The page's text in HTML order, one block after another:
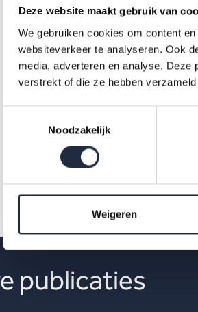
Deze website maakt gebruik van
We gebruiken cookies om content
websiteverkeer te analyseren. Ook
media, adverteren en analyse. Deze
verstrekt of die ze hebben
Noodzakelijk
Weigeren
zorg-
publicaties